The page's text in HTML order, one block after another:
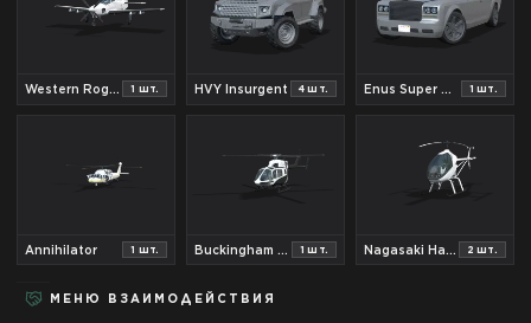
Western Rogue 1 шт. HVY Insurgent 4 шт. Enus Super Diamond 1 шт.
Annihilator 1 шт. Buckingham SuperVolito 1 шт. Nagasaki Havok 2 шт.
МЕНЮ ВЗАИМОДЕЙСТВИЯ